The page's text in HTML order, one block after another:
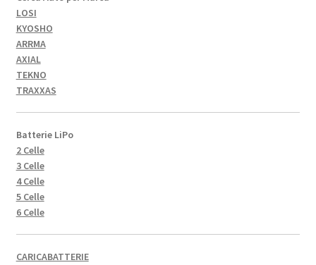
LOSI
KYOSHO
ARRMA
AXIAL
TEKNO
TRAXXAS
Batterie LiPo
2 Celle
3 Celle
4 Celle
5 Celle
6 Celle
CARICABATTERIE